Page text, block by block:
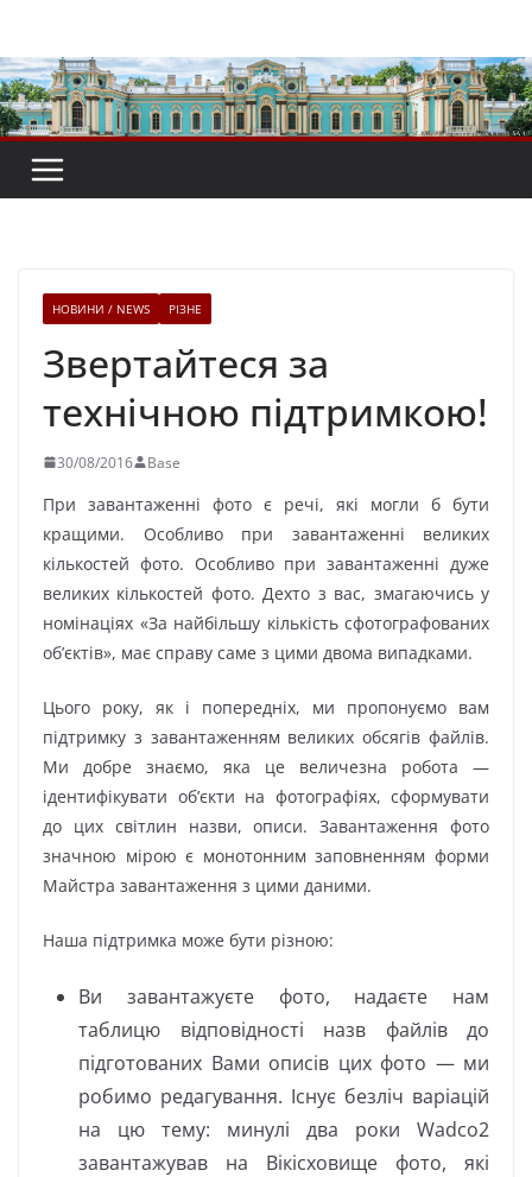
вмісту
НОВИНИ / NEWS РІЗНЕ
Звертайтеся за
технічною підтримкою!
30/08/2016 Base
При завантаженні фото є речі, які могли б бути
кращими. Особливо при завантаженні великих
кількостей фото. Особливо при завантаженні дуже
великих кількостей фото. Дехто з вас, змагаючись у
номінаціях «За найбільшу кількість сфотографованих
об’єктів», має справу саме з цими двома випадками.
Цього року, як і попередніх, ми пропонуємо вам
підтримку з завантаженням великих обсягів файлів.
Ми добре знаємо, яка це величезна робота —
ідентифікувати об’єкти на фотографіях, сформувати
до цих світлин назви, описи. Завантаження фото
значною мірою є монотонним заповненням форми
Майстра завантаження з цими даними.
Наша підтримка може бути різною:
Ви завантажуєте фото, надаєте нам
таблицю відповідності назв файлів до
підготованих Вами описів цих фото — ми
робимо редагування. Існує безліч варіацій
на цю тему: минулі два роки Wadco2
завантажував на Вікісховище фото, які